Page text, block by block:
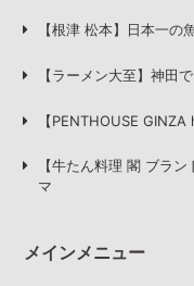
【根津 松本】日本一の
【ラーメン大至】神田
【PENTHOUSE
【牛たん料理 閣 ブラ
マ
メインメニュー